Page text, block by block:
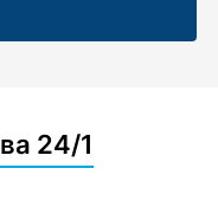
24/1